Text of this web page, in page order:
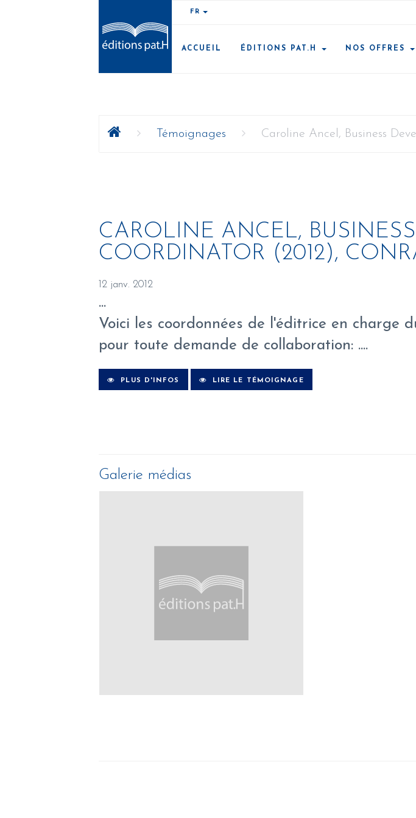
FR
ACCUEIL ÉDITIONS PAT.H NOS OFFRES
Témoignages Caroline Ancel, Business
CAROLINE ANCEL,
COORDINATOR (2012),
12 janv. 2012
...
Voici les coordonnées de l'éditrice en charge
pour toute demande de collaboration: ....
PLUS D'INFOS LIRE LE TÉMOIGNAGE
Galerie médias